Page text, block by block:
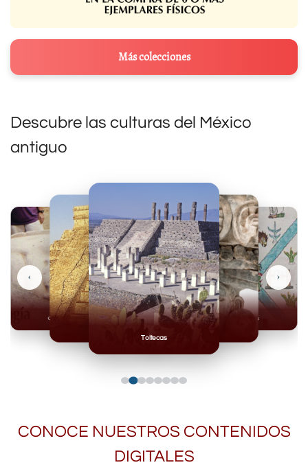
Más colecciones
Descubre las culturas del México
antiguo
Toltecas
Mexicas
Olmecas
‹ ›
CONOCE NUESTROS CONTENIDOS
DIGITALES